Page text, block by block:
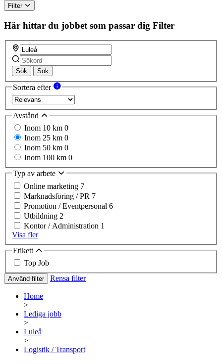
Filter
Här hittar du jobbet som passar dig Filter
Sök Sök
Sortera efter
Avstånd
Inom 10 km 0
Inom 25 km 0
Inom 50 km 0
Inom 100 km 0
Typ av arbete
Online marketing 7
Marknadsföring / PR 7
Promotion / Eventpersonal 6
Utbildning 2
Kontor / Administration 1
Visa fler
Etikett
Top Job
Använd filter Rensa filter
Home
>
Lediga jobb
>
Luleå
>
Logistik / Transport